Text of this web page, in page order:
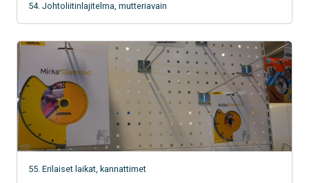
54. Johtoliitinlajitelma, mutteriavain
55. Erilaiset laikat, kannattimet